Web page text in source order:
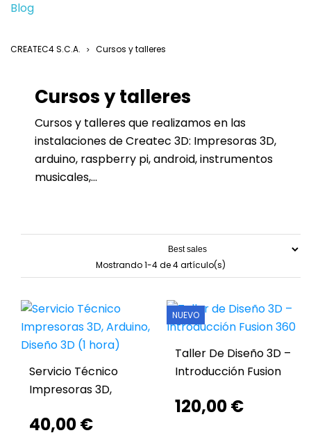
Blog
CREATEC4 S.C.A. Cursos y talleres
Cursos y talleres
Cursos y talleres que realizamos en las
instalaciones de Createc 3D: Impresoras 3D,
arduino, raspberry pi, android, instrumentos
musicales,...
Mostrando 1-4 de 4 artículo(s)
Servicio Técnico
Impresoras 3D,
Hora)
40,00 €
Taller De Diseño 3D –
Introducción Fusion
120,00 €
NUEVO